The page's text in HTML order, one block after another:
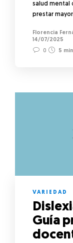
salud mental
prestar
Florencia
14/07/2025
0
5 min
VARIEDAD
Guía